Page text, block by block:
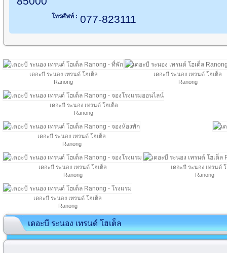
โทรศัพท์ : 077-823111
เดอะบี ระนอง เทรนด์ โฮเต็ล
Ranong
เดอะบี ระนอง เทรนด์ โฮเต็ล
Ranong
เดอะบี ระนอง เทรนด์ โฮเต็ล
Ranong
เดอะบี ระนอง เทรนด์ โฮเต็ล
Ranong
เดอะบี ระนอง เทรนด์ โฮเต็ล
Ranong
เดอะบี ระนอง เทรนด์
Ranong
เดอะบี ระนอง เทรนด์ โฮเต็ล
Ranong
เดอะบี ระนอง เทรนด์ โฮเต็ล